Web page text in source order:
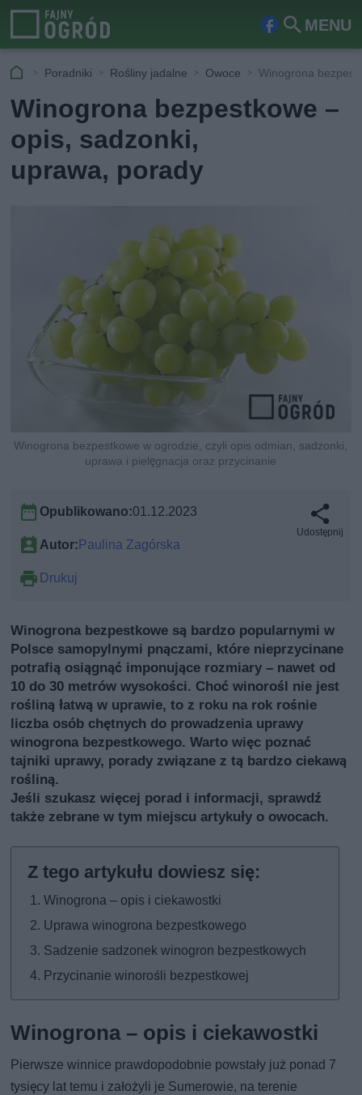
MENU
Fa
ook
Szu
Poradniki Rośliny jadalne Owoce Winogrona
Winogrona bezpestkowe –
opis, sadzonki,
uprawa, porady
Winogrona bezpestkowe w ogrodzie, czyli opis odmian, sadzonki,
uprawa i pielęgnacja oraz przycinanie
Opublikowano:01.12.2023
Autor:Paulina Zagórska
Drukuj
Udostępnij
Winogrona bezpestkowe są bardzo popularnymi w
Polsce samopylnymi pnączami, które nieprzycinane
potrafią osiągnąć imponujące rozmiary – nawet od
10 do 30 metrów wysokości. Choć winorośl nie jest
rośliną łatwą w uprawie, to z roku na rok rośnie
liczba osób chętnych do prowadzenia uprawy
winogrona bezpestkowego. Warto więc poznać
tajniki uprawy, porady związane z tą bardzo ciekawą
rośliną.
Jeśli szukasz więcej porad i informacji, sprawdź
także zebrane w tym miejscu artykuły o owocach.
Winogrona – opis i ciekawostki
Uprawa winogrona bezpestkowego
Sadzenie sadzonek winogron bezpestkowych
Przycinanie winorośli bezpestkowej
Winogrona – opis i ciekawostki
Pierwsze winnice prawdopodobnie powstały już ponad 7
tysięcy lat temu i założyli je Sumerowie, na terenie